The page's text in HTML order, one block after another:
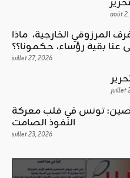
août
المرزوقي الخارجية، ماذا
عنا بقية رؤساء، حكمونا؟؟
juillet 27, 2026
juillet
تونس في قلب معركة
النفوذ الصامت
juillet 23, 2026